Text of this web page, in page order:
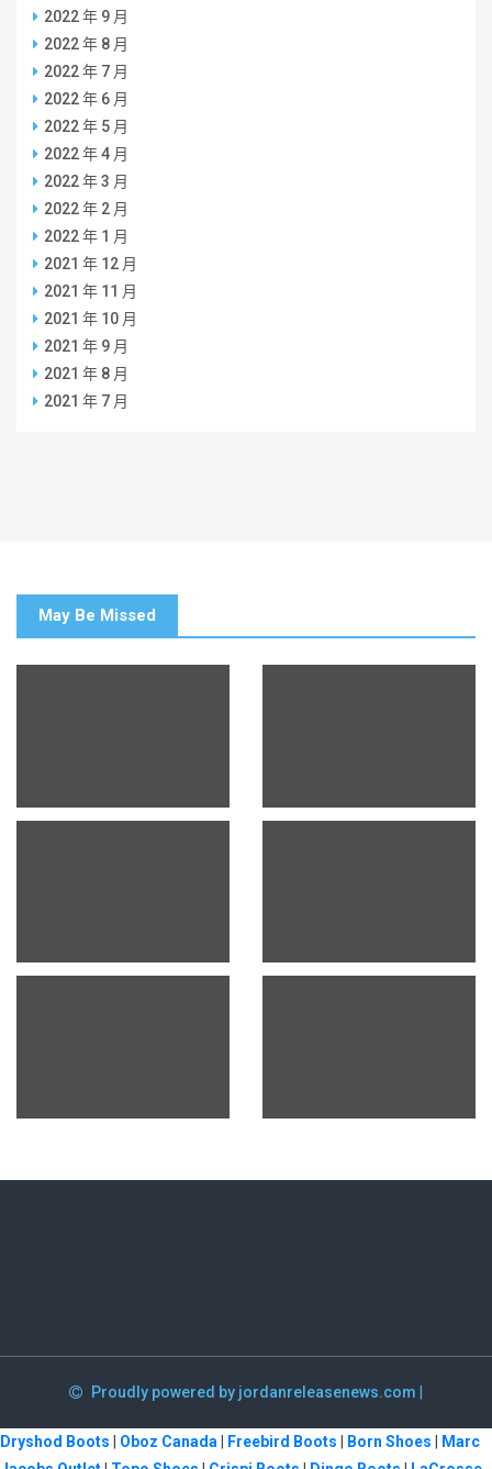
2022 年 9 月
2022 年 8 月
2022 年 7 月
2022 年 6 月
2022 年 5 月
2022 年 4 月
2022 年 3 月
2022 年 2 月
2022 年 1 月
2021 年 12 月
2021 年 11 月
2021 年 10 月
2021 年 9 月
2021 年 8 月
2021 年 7 月
May Be Missed
Proudly powered by jordanreleasenews.com
Dryshod Boots Oboz Canada Freebird Boots Born Shoes
Marc